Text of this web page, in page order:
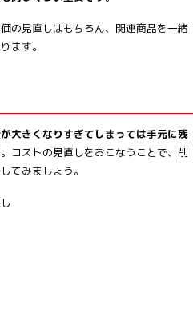
の見直しはもちろん、関連商品を一緒
ます。
大きくなりすぎてしまっては手元に残
。コストの見直しをおこなうことで、削
てみましょう。